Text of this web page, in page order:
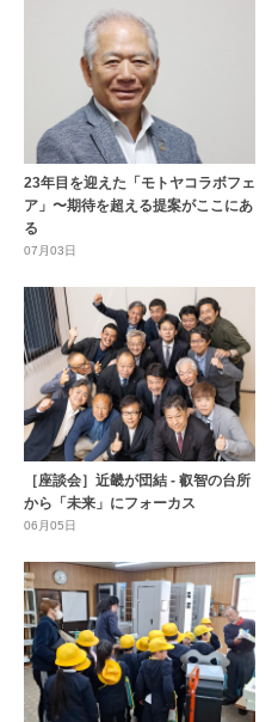
23年目を迎えた「モトヤコラボフェ
ア」〜期待を超える提案がここにあ
る
07月03日
［座談会］近畿が団結 - 叡智の台所
から「未来」にフォーカス
06月05日